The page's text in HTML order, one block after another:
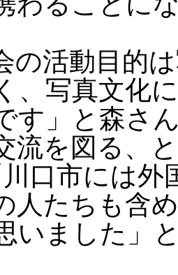
活動目的
、写真文化
す」と森さ
流を図る、
口市には外
人たちも含
いました」